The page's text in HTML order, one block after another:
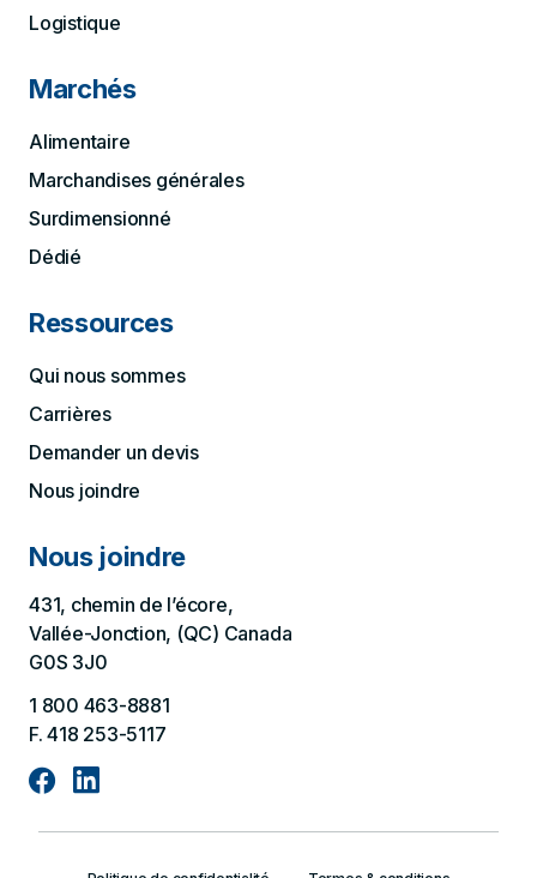
Logistique
Marchés
Alimentaire
Marchandises générales
Surdimensionné
Dédié
Ressources
Qui nous sommes
Carrières
Demander un devis
Nous joindre
Nous joindre
431, chemin de l’écore,
Vallée-Jonction, (QC) Canada
G0S 3J0
1 800 463-8881
F. 418 253-5117